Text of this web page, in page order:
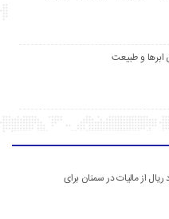
ابرها و طبیعت
ریال از مالیات در سمنان برای